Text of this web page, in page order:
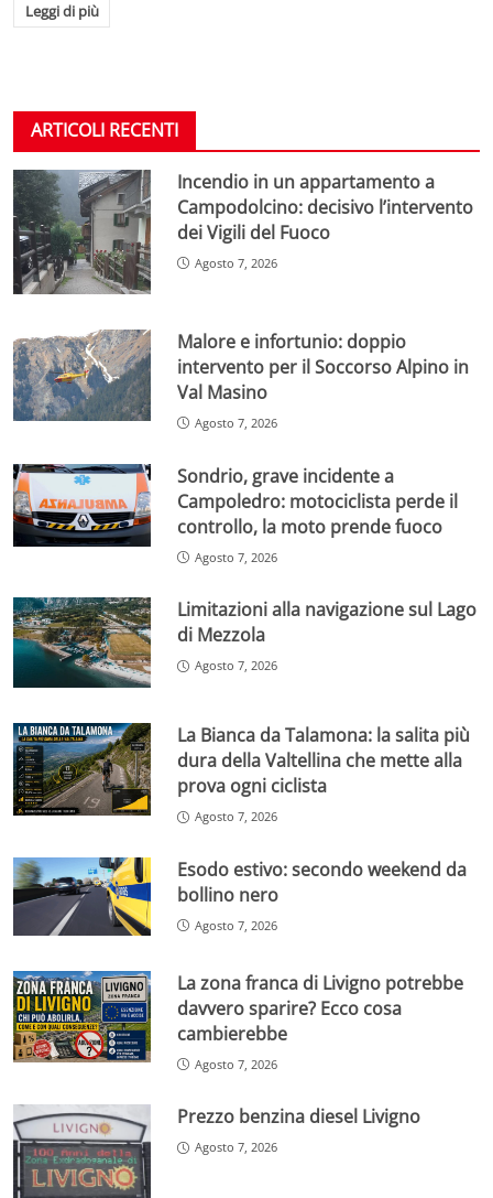
Leggi di più
ARTICOLI RECENTI
Incendio in un appartamento a
Campodolcino: decisivo l’intervento
dei Vigili del Fuoco
Agosto 7, 2026
Malore e infortunio: doppio
intervento per il Soccorso Alpino in
Val Masino
Agosto 7, 2026
Sondrio, grave incidente a
Campoledro: motociclista perde il
controllo, la moto prende fuoco
Agosto 7, 2026
Limitazioni alla navigazione sul Lago
di Mezzola
Agosto 7, 2026
La Bianca da Talamona: la salita più
dura della Valtellina che mette alla
prova ogni ciclista
Agosto 7, 2026
Esodo estivo: secondo weekend da
bollino nero
Agosto 7, 2026
La zona franca di Livigno potrebbe
davvero sparire? Ecco cosa
cambierebbe
Agosto 7, 2026
Prezzo benzina diesel Livigno
Agosto 7, 2026